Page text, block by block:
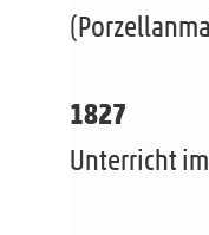
1827
Unterricht